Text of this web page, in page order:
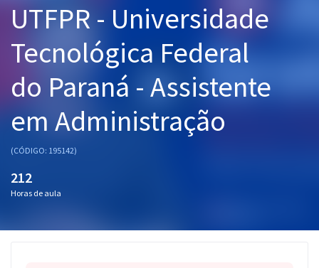
Cursos 20% OFF
Pós
Graduação
OAB
Questões grátis
UTFPR - Universidade
Tecnológica Federal
do Paraná - Assistente
em Administração
(CÓDIGO: 195142)
212
Horas de aula